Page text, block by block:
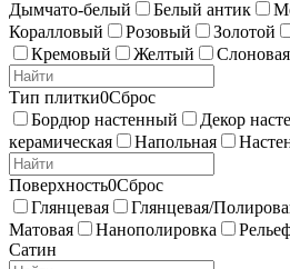
Дымчато-белый
Белый антик
Коралловый
Розовый Золотой
Кремовый
Желтый
Тип плитки0Сброс
Бордюр настенный
Декор
керамическая
Напольная
Поверхность0Сброс
Глянцевая
Глянцевая/
Матовая
Нанополировка
Сатин